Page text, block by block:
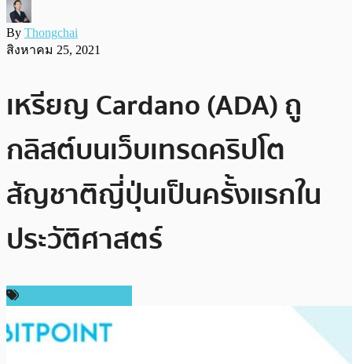
By Thongchai
สิงหาคม 25, 2021
เหรียญ Cardano (ADA) ถู
กลิสต์บนเว็บเทรดคริปโต
สัญชาติญี่ปุ่นเป็นครั้งแรกใน
ประวัติศาสตร์